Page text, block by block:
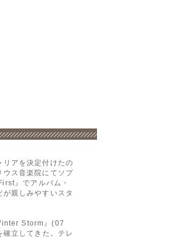
リアを決定付けたの
ウス音楽院にてソプ
』でアルバム・
親しみやすいスタ
Storm』(07
立してきた。テレ